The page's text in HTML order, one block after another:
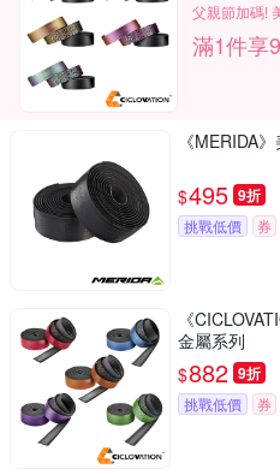
父親節加碼!
滿1件享
《MERIDA
$495 9折
挑戰低價 券
《
金屬系列
$882 9折
挑戰低價 券